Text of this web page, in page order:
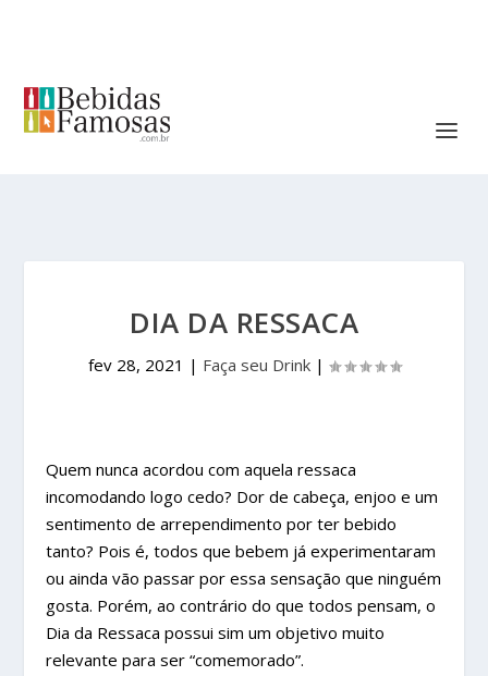
DIA DA RESSACA
fev 28, 2021 | Faça seu Drink|
Quem nunca acordou com aquela ressaca
incomodando logo cedo? Dor de cabeça, enjoo e um
sentimento de arrependimento por ter bebido
tanto? Pois é, todos que bebem já experimentaram
ou ainda vão passar por essa sensação que ninguém
gosta. Porém, ao contrário do que todos pensam, o
Dia da Ressaca possui sim um objetivo muito
relevante para ser “comemorado”.